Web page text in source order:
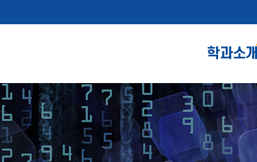
학과소개